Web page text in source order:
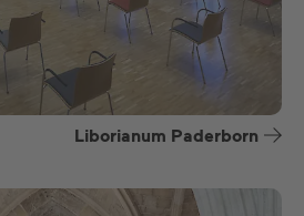
Liborianum Paderborn